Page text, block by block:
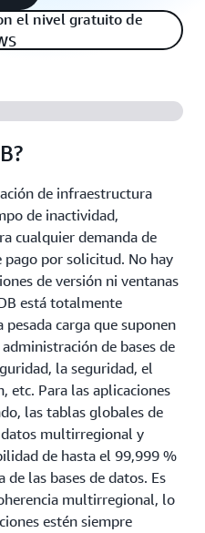
el nivel gratuito de
de infraestructura
de inactividad,
cualquier demanda de
pago por solicitud. No hay
de versión ni ventanas
está totalmente
carga que suponen
de bases de
la seguridad, el
etc. Para las aplicaciones
las tablas globales de
datos multirregional y
de hasta el 99,999 %
las bases de datos. Es
multirregional, lo
estén siempre